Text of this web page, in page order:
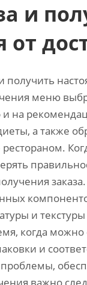
и
от
меню
на
а также
и
когда
и